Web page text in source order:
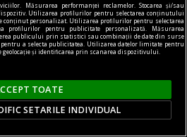
înaintea unor alegeri
în parlamentele europene
promisiuni maximale și
Măsurarea performanței reclamelor. Stocarea și/sau
Utilizarea profilurilor pentru selectarea conținutului
conținut personalizat. Utilizarea profilurilor pentru selectarea
profilurilor pentru publicitate personalizată. Măsurarea
publicului prin statistici sau combinații de date din surse
a selecta publicitatea. Utilizarea datelor limitate pentru
geolocație și identificarea prin scanarea dispozitivului.
TOATE
SETARILE INDIVIDUAL